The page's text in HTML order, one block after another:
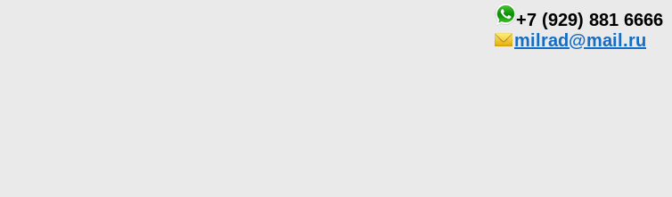
+7 (929) 881 6666
milrad@mail.ru